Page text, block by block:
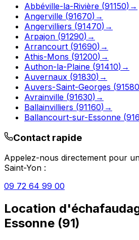
Abbéville-la-Rivière (91150) →
Angerville (91670) →
Angervilliers (91470) →
Arpajon (91290) →
Arrancourt (91690) →
Athis-Mons (91200) →
Authon-la-Plaine (91410) →
Auvernaux (91830) →
Auvers-Saint-Georges (91580
Avrainville (91630) →
Ballainvilliers (91160) →
Ballancourt-sur-Essonne (
Contact rapide
Appelez-nous directement pour
Saint-Yon :
09 72 64 99 00
Location
Essonne (91)